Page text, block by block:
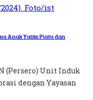
Anak Yatim Piatu dan
(Persero) Unit Induk
dengan Yayasan